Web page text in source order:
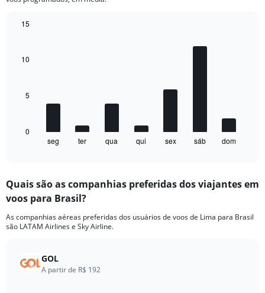
has
axis
displaying
with
The
Range:
7
The
chart
Y
seg ter qua qui sex sáb dom
0
5
10
15
Quais são as companhias preferidas dos viajantes em
voos para Brasil?
As companhias aéreas preferidas dos usuários de voos de Lima para Brasil
são LATAM Airlines e Sky Airline.
GOL
A partir de R$ 192